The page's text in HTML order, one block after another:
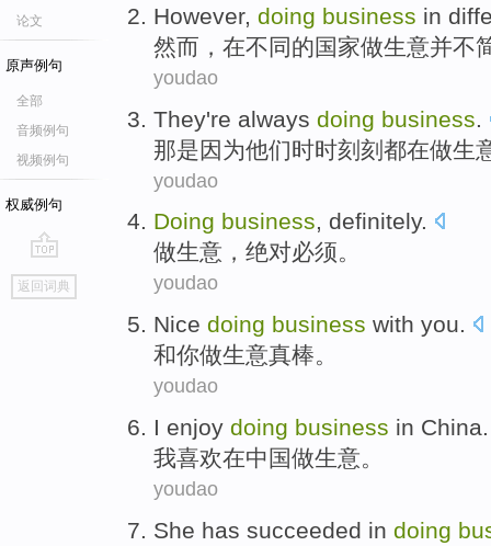
论文
原声例句
全部
音频例句
视频例句
权威例句
go
top
返回词典
However, doing business in
然而 ， 在不同的国家做生意并不
youdao
They're always doing business
那是因为他们时时刻刻都在做生
youdao
Doing business, definitely.
做生意 ， 绝对必须。
youdao
Nice doing business with you.
和你做生意真棒。
youdao
I enjoy doing business in China.
我喜欢在中国做生意。
youdao
She has succeeded in doing